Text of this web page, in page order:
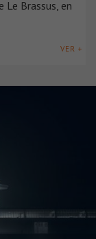
Brassus, en
VER +